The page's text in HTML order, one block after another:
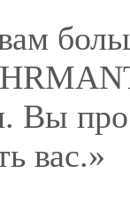
Вы
вас.»